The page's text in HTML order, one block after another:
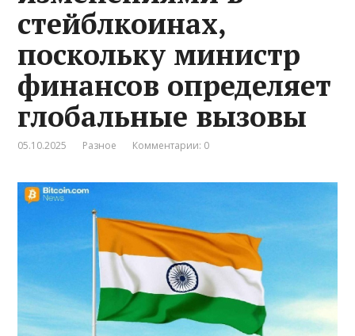
стейблкоинах,
поскольку министр
финансов определяет
глобальные вызовы
05.10.2025 Разное Комментарии: 0